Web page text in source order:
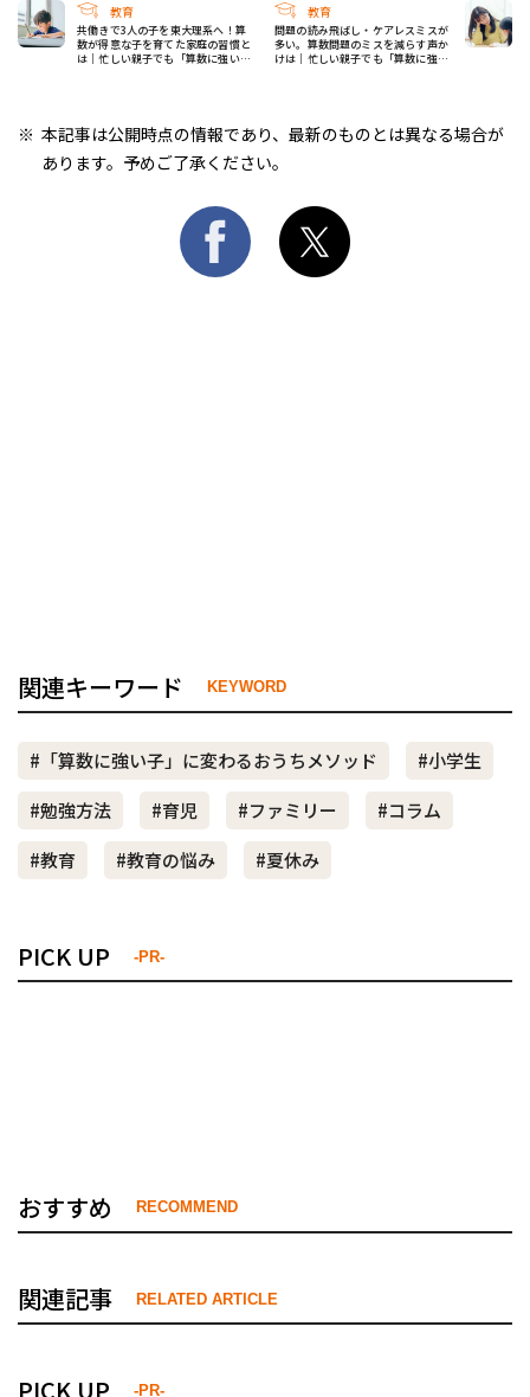
教育
共働きで3人の子を東大理系へ！算
数が得意な子を育てた家庭の習慣と
は｜忙しい親子でも「算数に強い
教育
問題の読み飛ばし・ケアレスミスが
多い。算数問題のミスを減らす声か
けは｜忙しい親子でも「算数に強い
本記事は公開時点の情報であり、最新のものとは異なる場合が
あります。予めご了承ください。
関連キーワード KEYWORD
#「算数に強い子」に変わるおうちメソッド
#小学生
#勉強方法
#育児 #ファミリー
#コラム
#教育
#教育の悩み #夏休み
PICK UP -PR-
おすすめ RECOMMEND
関連記事 RELATED ARTICLE
PICK UP -PR-